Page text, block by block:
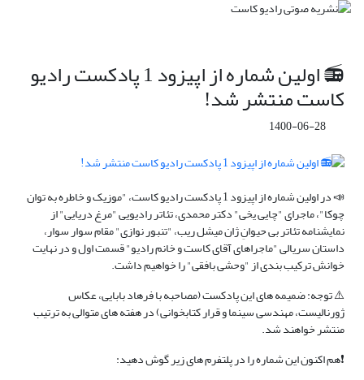
📻 اولین شماره از اپیزود 1 پادکست رادیو
کاست منتشر شد!
1400-06-28
📣 در اولین شماره از اپیزود 1 پادکست رادیو کاست، "موزیک و خاطره به توان
چوکا"، ماجرای "چایی یخی" دکتر محمدی، تئاتر رادیویی "مرغ دریایی" از
نمایشنامه تئاتر بی حیوانِ ژان میشل ریب، "تنبور نوازی" مقام سوار سوار،
داستان سریالی "ماجراهای آقای کاست و خانم رادیو" قسمت اول و در نهایت
خوانش ترکیب بندی از "وحشی بافقی" را خواهیم داشت.
⚠️ توجه: ضمیمه های این پادکست (مصاحبه با فرهاد بابایی، عکاس
ژورنالیست، مهندسی سینما و قرار کتابخوانی) در هفته های متوالی به ترتیب
منتشر خواهند شد.
❗️هم اکنون این شماره را در پلتفرم های زیر گوش دهید: